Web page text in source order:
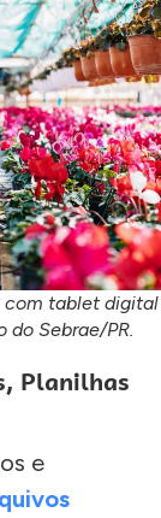
com tablet digital
Sebrae/PR.
Planilhas
e